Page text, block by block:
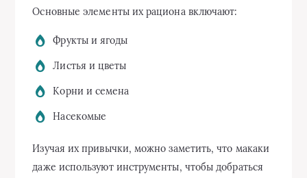
Основные элементы их рациона включают:
Фрукты и ягоды
Листья и цветы
Корни и семена
Насекомые
Изучая их привычки, можно заметить, что макаки
даже используют инструменты, чтобы добраться